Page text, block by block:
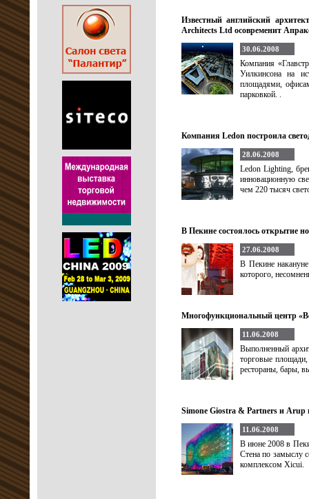
Известный английский
Architects Ltd осовременит
30.06.2008
Компания
Уилкинсона на
площадями,
парковкой. .
Компания Ledon построила
28.06.2008
Ledon Lighting,
инновационную
чем 220 тысяч
В Пекине состоялось открытие
27.06.2008
В Пекине
которого,
Многофункциональный центр
11.06.2008
Выполненный
торговые
рестораны, бары,
Simone Giostra & Partners и Аrup
11.06.2008
В июне 2008 в
Стена по замыслу
комплексом Xicui.